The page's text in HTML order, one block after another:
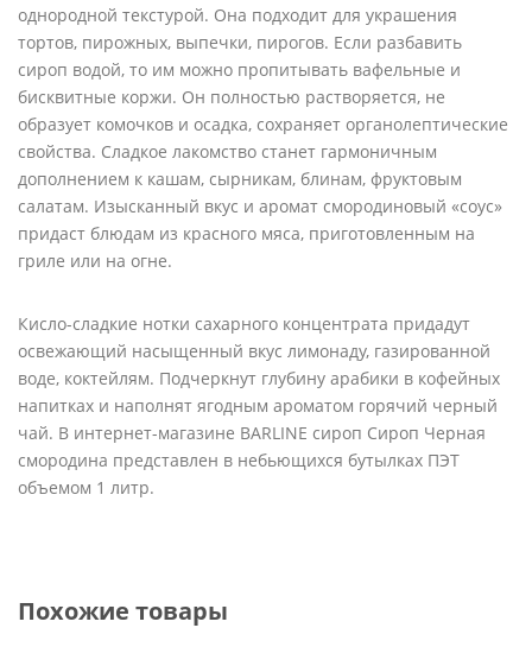
однородной текстурой. Она подходит для украшения
тортов, пирожных, выпечки, пирогов. Если разбавить
сироп водой, то им можно пропитывать вафельные и
бисквитные коржи. Он полностью растворяется, не
образует комочков и осадка, сохраняет органолептические
свойства. Сладкое лакомство станет гармоничным
дополнением к кашам, сырникам, блинам, фруктовым
салатам. Изысканный вкус и аромат смородиновый «соус»
придаст блюдам из красного мяса, приготовленным на
гриле или на огне.
Кисло-сладкие нотки сахарного концентрата придадут
освежающий насыщенный вкус лимонаду, газированной
воде, коктейлям. Подчеркнут глубину арабики в кофейных
напитках и наполнят ягодным ароматом горячий черный
чай. В интернет-магазине BARLINE сироп Сироп Черная
смородина представлен в небьющихся бутылках ПЭТ
объемом 1 литр.
Похожие товары